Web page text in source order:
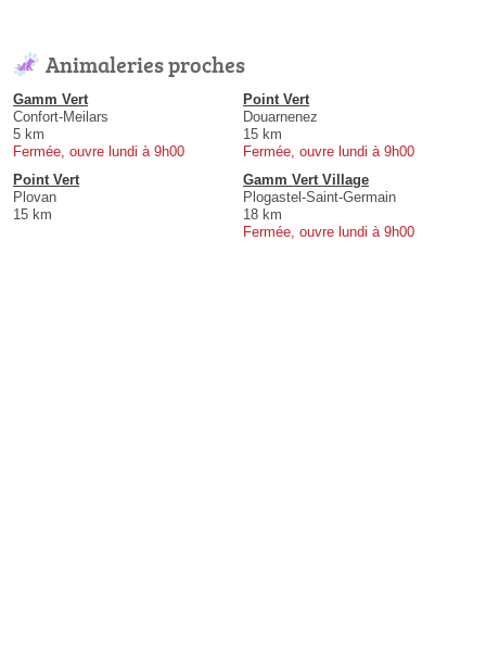
Animaleries proches
Gamm Vert
Confort-Meilars
5 km
Fermée, ouvre lundi à 9h00
Point Vert
Douarnenez
15 km
Fermée, ouvre lundi à 9h00
Point Vert
Plovan
15 km
Gamm Vert Village
Plogastel-Saint-Germain
18 km
Fermée, ouvre lundi à 9h00